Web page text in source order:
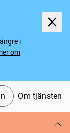
i
om
Om tjänsten